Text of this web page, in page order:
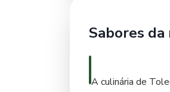
movem a
Sabores
A culinária de